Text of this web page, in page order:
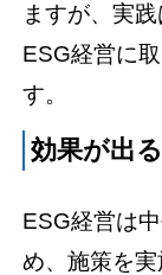
ますが、実
ESG経営に
す。
効果が出
ESG経営は
め、施策を